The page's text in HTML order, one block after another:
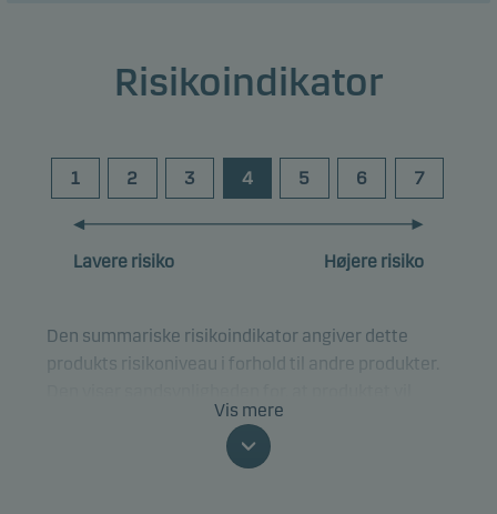
Risikoindikator
1 2 3 4 5 6 7
Lavere risiko Højere risiko
Den summariske risikoindikator angiver dette
produkts risikoniveau i forhold til andre produkter.
tabe penge på grund af bevægelser i markedet,
eller fordi vi ikke er i stand til at betale dig.
Vis mere